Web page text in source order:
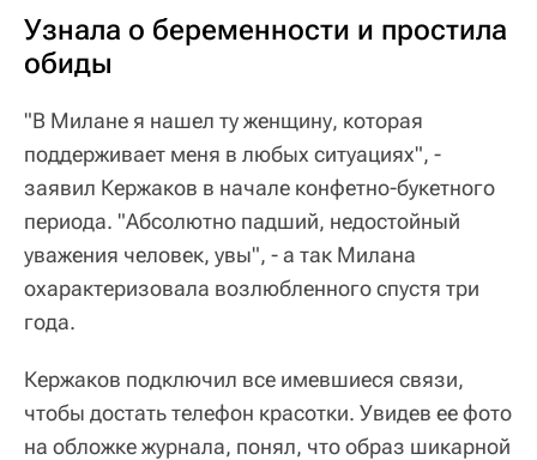
Узнала о беременности и простила
обиды
"В Милане я нашел ту женщину, которая
поддерживает меня в любых ситуациях", -
заявил Кержаков в начале конфетно-букетного
периода. "Абсолютно падший, недостойный
уважения человек, увы", - а так Милана
охарактеризовала возлюбленного спустя три
года.
Кержаков подключил все имевшиеся связи,
чтобы достать телефон красотки. Увидев ее фото
на обложке журнала, понял, что образ шикарной